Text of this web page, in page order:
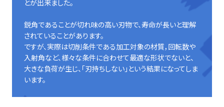
とが出来ました。
鋭角であることが切れ味の高い刃物で、寿命が長いと理解
されていることがあります。
ですが、実際は切削条件である加工対象の材質，回転数や
入射角など、様々な条件に合わせて最適な形状でないと、
大きな負荷が生じ、「刃持ちしない」という結果になってしま
います。